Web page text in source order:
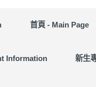
首頁 - Main Page
Information 新生